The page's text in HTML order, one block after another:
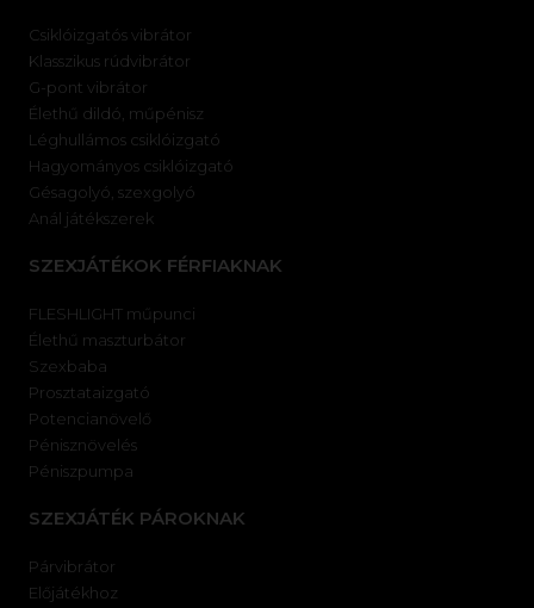
Csiklóizgatós vibrátor
Klasszikus rúdvibrátor
G-pont vibrátor
Élethű dildó, műpénisz
Léghullámos csiklóizgató
Hagyományos csiklóizgató
Gésagolyó, szexgolyó
Anál játékszerek
SZEXJÁTÉKOK FÉRFIAKNAK
FLESHLIGHT műpunci
Élethű maszturbátor
Szexbaba
Prosztataizgató
Potencianövelő
Pénisznövelés
Péniszpumpa
SZEXJÁTÉK PÁROKNAK
Párvibrátor
Előjátékhoz